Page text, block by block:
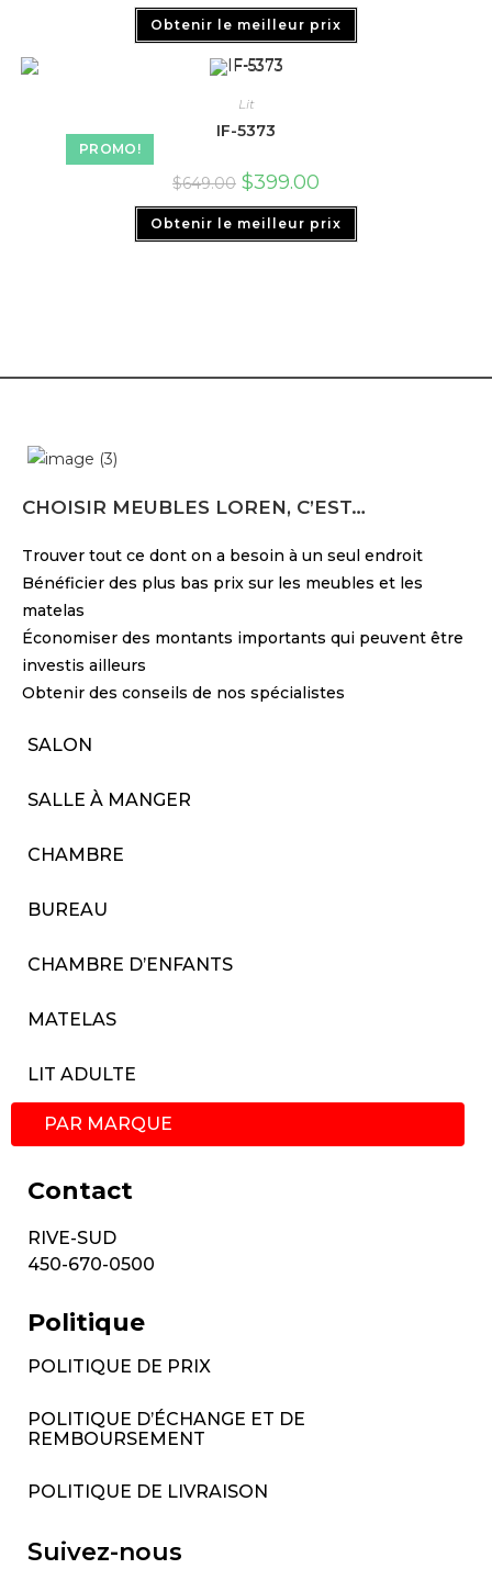
Obtenir le meilleur prix
PROMO!
Lit
IF-5373
$649.00 $399.00
Obtenir le meilleur prix
CHOISIR MEUBLES LOREN, C’EST…
Trouver tout ce dont on a besoin à un seul endroit
Bénéficier des plus bas prix sur les meubles et les
matelas
Économiser des montants importants qui peuvent être
investis ailleurs
Obtenir des conseils de nos spécialistes
SALON
SALLE À MANGER
CHAMBRE
BUREAU
CHAMBRE D’ENFANTS
MATELAS
LIT ADULTE
PAR MARQUE
Contact
RIVE-SUD
450-670-0500
Politique
POLITIQUE DE PRIX
POLITIQUE D’ÉCHANGE ET DE
REMBOURSEMENT
POLITIQUE DE LIVRAISON
Suivez-nous